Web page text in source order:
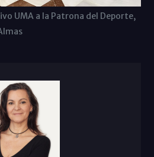
UMA a la Patrona del Deporte,